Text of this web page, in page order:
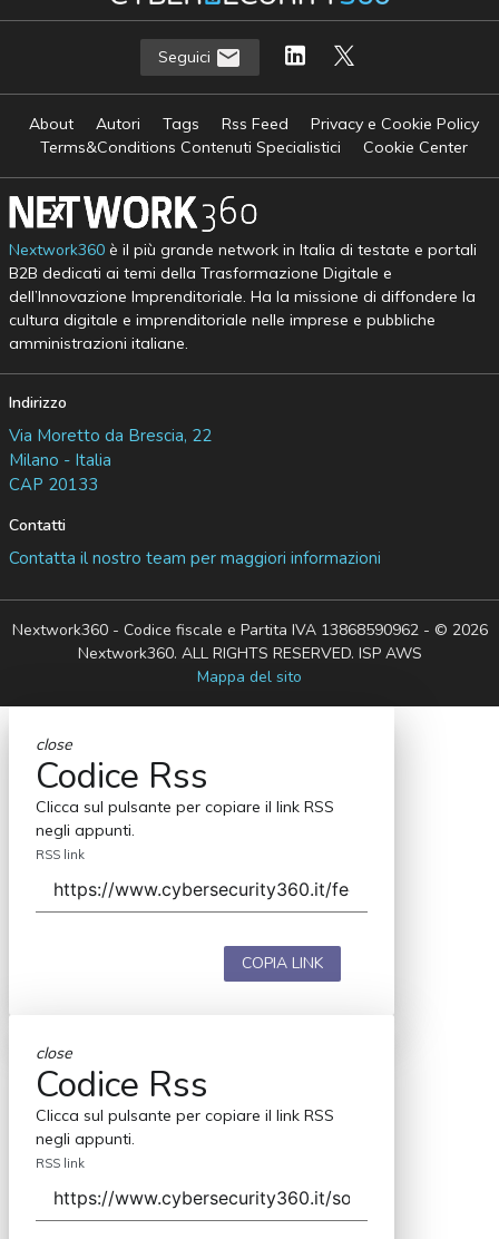
Seguici
About Autori Tags Rss Feed
Privacy e Cookie Policy
Terms&Conditions Contenuti Specialistici
Cookie Center
Nextwork360è il più grande network in Italia di testate e portali
B2B dedicati ai temi della Trasformazione Digitale e
dell’Innovazione Imprenditoriale. Ha la missione di diffondere la
cultura digitale e imprenditoriale nelle imprese e pubbliche
amministrazioni italiane.
Indirizzo
Via Moretto da Brescia, 22
Milano - Italia
CAP 20133
Contatti
Contatta il nostro team per maggiori informazioni
Nextwork360 - Codice fiscale e Partita IVA 13868590962 - © 2026
Nextwork360. ALL RIGHTS RESERVED. ISP AWS
Mappa del sito
close
Codice Rss
Clicca sul pulsante per copiare il link RSS
negli appunti.
RSS link
COPIA LINK
close
Codice Rss
Clicca sul pulsante per copiare il link RSS
negli appunti.
RSS link